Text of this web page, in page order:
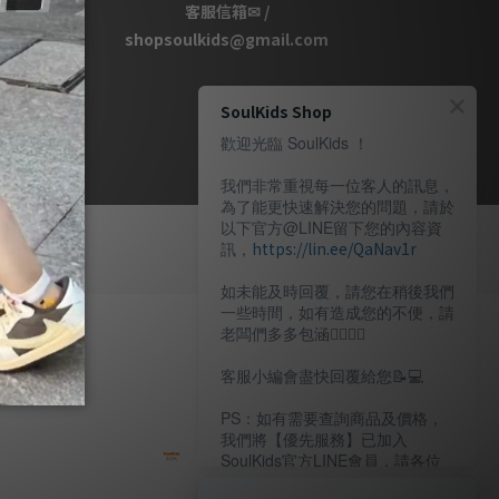
客服信箱✉ /
shopsoulkids@gmail.com
SoulKids Shop
歡迎光臨 SoulKids ！
我們非常重視每一位客人的訊息，
為了能更快速解決您的問題，請於
以下官方@LINE留下您的內容資
訊， https://lin.ee/QaNav1r
如未能及時回覆，請您在稍後我們
一些時間，如有造成您的不便，請
老闆們多多包涵🙇🏽‍🙇‍♀️
客服小編會盡快回覆給您📝💻️
PS：如有需要查詢商品及價格，
我們將【優先服務】已加入
SoulKids官方LINE會員，請各位